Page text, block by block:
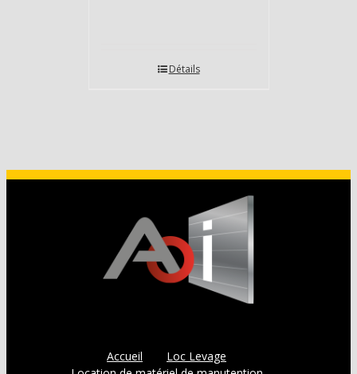
Détails
Accueil
Loc Levage